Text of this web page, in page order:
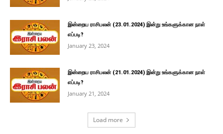
இன்றைய ராசிபலன் (23.01.2024) இன்று உங்களுக்கான நாள்
எப்படி?
January 23, 2024
இன்றைய ராசிபலன் (21.01.2024) இன்று உங்களுக்கான நாள்
எப்படி?
January 21, 2024
Load more